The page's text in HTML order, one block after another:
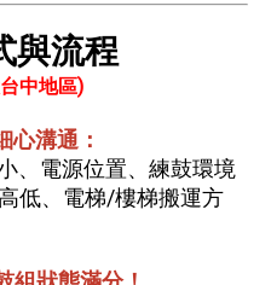
與流程
中地區)
心溝通：
、電源位置、練鼓環境
低、電梯/樓梯搬運方